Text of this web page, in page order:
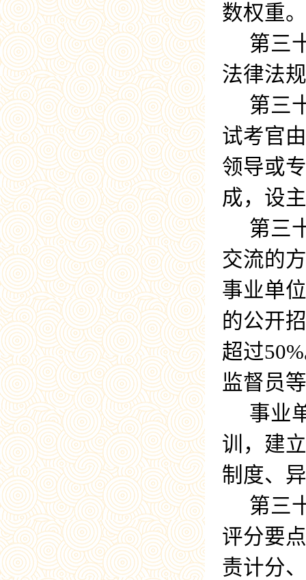
数权重。
第三
法律法
第三
试考官
领导或
成，设
第三
交流的
事业单
的公开
超过50%
监督员
事业
训，建
制度、
第三
评分要
责计分